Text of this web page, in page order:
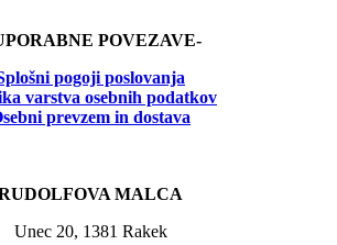
POVEZAVE-
pogoji poslovanja
varstva osebnih podatkov
prevzem in dostava
MALCA
Unec 20, 1381 Rakek